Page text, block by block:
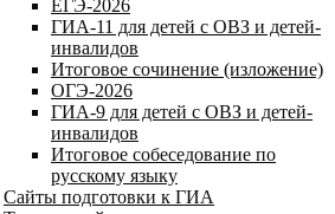
ЕГЭ-2026
ГИА-11 для детей с ОВЗ и детей-
инвалидов
Итоговое сочинение (изложение)
ОГЭ-2026
ГИА-9 для детей с ОВЗ и детей-
инвалидов
Итоговое собеседование по
русскому языку
Сайты подготовки к ГИА